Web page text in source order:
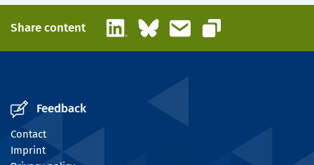
Share content LinkedInBlueskyEmail
Copy link
Feedback
Contact
Imprint